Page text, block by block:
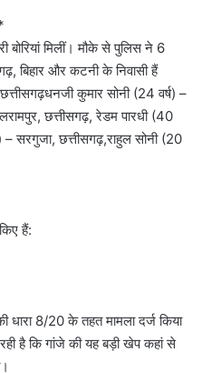
बोरियां मिलीं। मौके से पुलिस ने 6
बिहार और कटनी के निवासी हैं
कुमार सोनी (24 वर्ष) –
छत्तीसगढ़, रेडम पारधी (40
– सरगुजा, छत्तीसगढ़,राहुल सोनी (20
हैं:
8/20 के तहत मामला दर्ज किया
है कि गांजे की यह बड़ी खेप कहां से